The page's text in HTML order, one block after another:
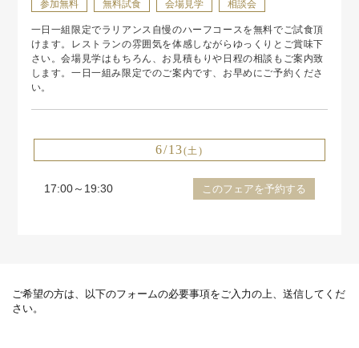
参加無料 無料試食 会場見学 相談会
一日一組限定でラリアンス自慢のハーフコースを無料でご試食頂
けます。レストランの雰囲気を体感しながらゆっくりとご賞味下
さい。会場見学はもちろん、お見積もりや日程の相談もご案内致
します。一日一組み限定でのご案内です、お早めにご予約くださ
い。
6/13(土)
17:00～19:30 このフェアを予約する